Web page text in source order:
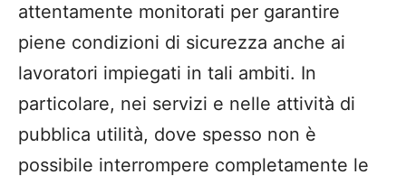
attentamente monitorati per garantire
piene condizioni di sicurezza anche ai
lavoratori impiegati in tali ambiti. In
particolare, nei servizi e nelle attività di
pubblica utilità, dove spesso non è
possibile interrompere completamente le